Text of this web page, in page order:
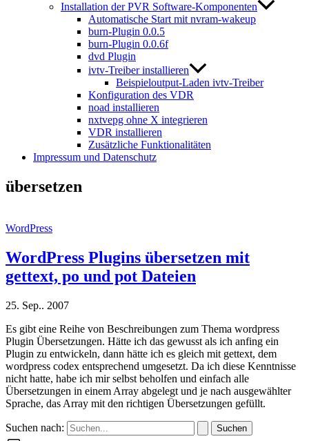
Installation der PVR Software-Komponenten
Automatische Start mit nvram-wakeup
burn-Plugin 0.0.5
burn-Plugin 0.0.6f
dvd Plugin
ivtv-Treiber installieren
Beispieloutput-Laden ivtv-Treiber
Konfiguration des VDR
noad installieren
nxtvepg ohne X integrieren
VDR installieren
Zusätzliche Funktionalitäten
Impressum und Datenschutz
übersetzen
WordPress
WordPress Plugins übersetzen mit
gettext, po und pot Dateien
25. Sep.. 2007
Es gibt eine Reihe von Beschreibungen zum Thema wordpress
Plugin Übersetzungen. Hätte ich das gewusst als ich anfing ein
Plugin zu entwickeln, dann hätte ich es gleich mit gettext, dem
wordpress codex entsprechend umgesetzt. Da ich diese Kenntnisse
nicht hatte, habe ich mir selbst beholfen und einfach alle
Übersetzungen in einem Array abgelegt und je nach ausgewählter
Sprache, das Array mit den richtigen Übersetzungen gefüllt.
Suchen nach: